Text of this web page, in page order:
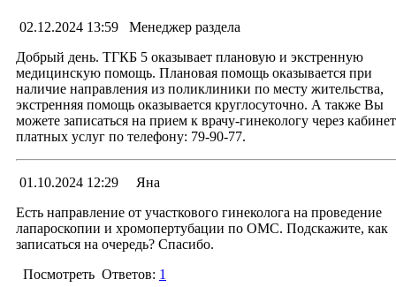
02.12.2024 13:59
Менеджер раздела
Добрый день. ТГКБ 5 оказывает плановую и экстренную
медицинскую помощь. Плановая помощь оказывается при
наличие направления из поликлиники по месту жительства,
экстренняя помощь оказывается круглосуточно. А также Вы
можете записаться на прием к врачу-гинекологу через кабинет
платных услуг по телефону: 79-90-77.
01.10.2024 12:29
Яна
Есть направление от участкового гинеколога на проведение
лапароскопии и хромопертубации по ОМС. Подскажите, как
записаться на очередь? Спасибо.
Посмотреть Ответов: 1